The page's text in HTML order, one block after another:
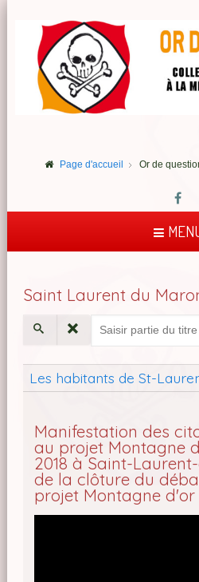
Page d'accueil Or de
Saint Laurent du
Les habitants de St-
Manifestation des
au projet Montagne
2018 à Saint-
de la clôture du
projet Montagne d'or